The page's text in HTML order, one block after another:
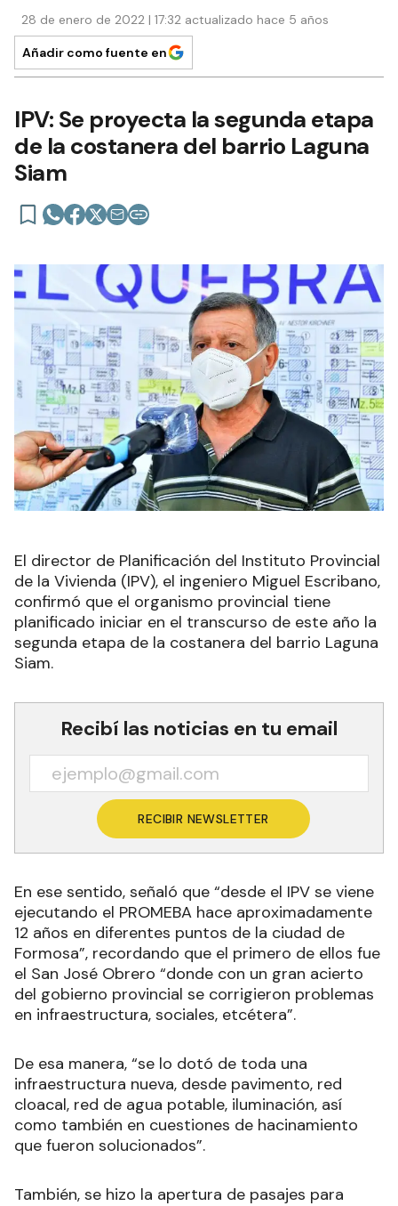
28 de enero de 2022 | 17:32 actualizado hace 5 años
Añadir como fuente en
IPV: Se proyecta la segunda etapa
de la costanera del barrio Laguna
Siam
El director de Planificación del Instituto Provincial
de la Vivienda (IPV), el ingeniero Miguel Escribano,
confirmó que el organismo provincial tiene
planificado iniciar en el transcurso de este año la
segunda etapa de la costanera del barrio Laguna
Siam.
Recibí las noticias en tu email
RECIBIR NEWSLETTER
En ese sentido, señaló que “desde el IPV se viene
ejecutando el PROMEBA hace aproximadamente
12 años en diferentes puntos de la ciudad de
Formosa”, recordando que el primero de ellos fue
el San José Obrero “donde con un gran acierto
del gobierno provincial se corrigieron problemas
en infraestructura, sociales, etcétera”.
De esa manera, “se lo dotó de toda una
infraestructura nueva, desde pavimento, red
cloacal, red de agua potable, iluminación, así
como también en cuestiones de hacinamiento
que fueron solucionados”.
También, se hizo la apertura de pasajes para